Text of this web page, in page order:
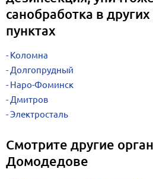
санобработка в
пунктах
Коломна
Долгопрудный
Наро-Фоминск
Дмитров
Электросталь
Смотрите другие
Домодедове